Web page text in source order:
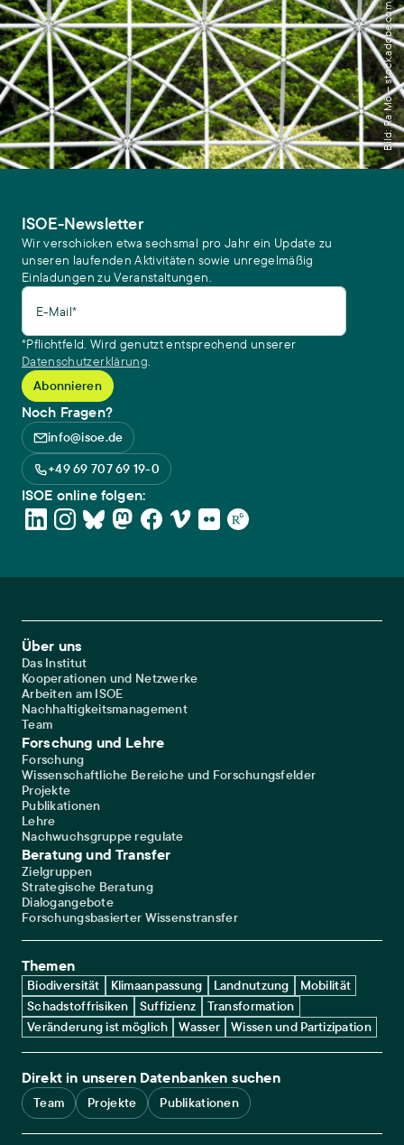
Bild: Ra Mö – stock.adobe.com
ISOE-Newsletter
Wir verschicken etwa sechsmal pro Jahr ein Update zu
unseren laufenden Aktivitäten sowie unregelmäßig
Einladungen zu Veranstaltungen.
E-Mail*
*Pflichtfeld. Wird genutzt entsprechend unserer
Datenschutzerklärung.
Noch Fragen?
info@isoe.de
+49 69 707 69 19-0
ISOE online folgen:
Footer Main Navigation
Über uns
Das Institut
Kooperationen und Netzwerke
Arbeiten am ISOE
Nachhaltigkeitsmanagement
Team
Forschung und Lehre
Forschung
Wissenschaftliche Bereiche und Forschungsfelder
Projekte
Publikationen
Lehre
Nachwuchsgruppe regulate
Beratung und Transfer
Zielgruppen
Strategische Beratung
Dialogangebote
Forschungsbasierter Wissenstransfer
Themen
Biodiversität Klimaanpassung Landnutzung
Mobilität
Schadstoffrisiken
Suffizienz
Transformation
Veränderung ist möglich
Wasser Wissen und Partizipation
Direkt in unseren Datenbanken suchen
Team Projekte Publikationen